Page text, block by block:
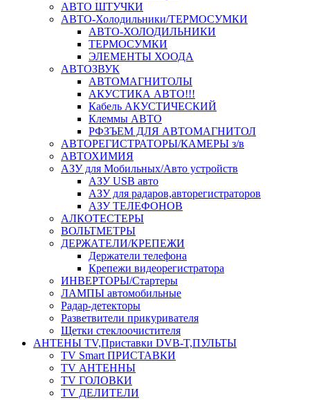
АВТО ШТУЧКИ
АВТО-Холодильники/ТЕРМОСУМКИ
АВТО-ХОЛОДИЛЬНИКИ
ТЕРМОСУМКИ
ЭЛЕМЕНТЫ ХООДА
АВТОЗВУК
АВТОМАГНИТОЛЫ
АКУСТИКА АВТО!!!
Кабель АКУСТИЧЕСКИЙ
Клеммы АВТО
РФЗЪЕМ ДЛЯ АВТОМАГНИТОЛ
АВТОРЕГИСТРАТОРЫ/КАМЕРЫ з/в
АВТОХИМИЯ
АЗУ для Мобильных/Авто устройств
АЗУ USB авто
АЗУ для радаров,авторегистраторов
АЗУ ТЕЛЕФОНОВ
АЛКОТЕСТЕРЫ
ВОЛЬТМЕТРЫ
ДЕРЖАТЕЛИ/КРЕПЕЖИ
Держатели телефона
Крепежи видеорегистратора
ИНВЕРТОРЫ/Стартеры
ЛАМПЫ автомобильные
Радар-детекторы
Разветвители прикуривателя
Щетки стеклоочистителя
АНТЕНЫ ТV,Приставки DVB-T,ПУЛЬТЫ
TV Smart ПРИСТАВКИ
TV АНТЕННЫ
TV ГОЛОВКИ
TV ДЕЛИТЕЛИ